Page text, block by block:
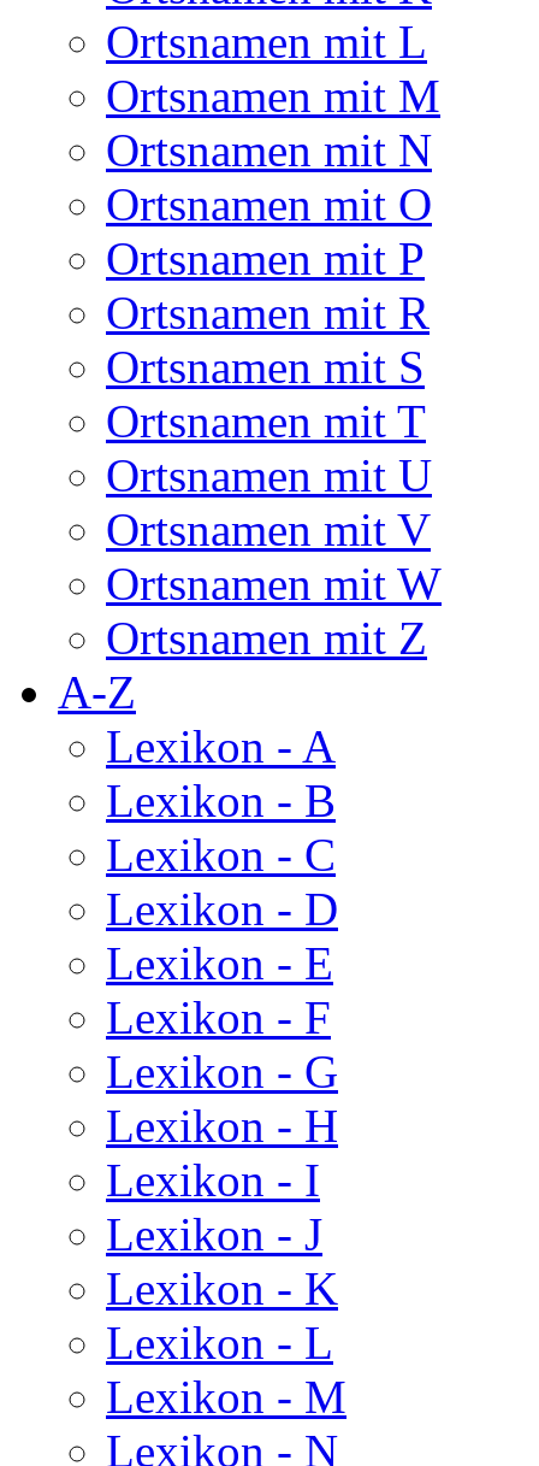
Ortsnamen mit L
Ortsnamen mit M
Ortsnamen mit N
Ortsnamen mit O
Ortsnamen mit P
Ortsnamen mit R
Ortsnamen mit S
Ortsnamen mit T
Ortsnamen mit U
Ortsnamen mit V
Ortsnamen mit W
Ortsnamen mit Z
A-Z
Lexikon - A
Lexikon - B
Lexikon - C
Lexikon - D
Lexikon - E
Lexikon - F
Lexikon - G
Lexikon - H
Lexikon - I
Lexikon - J
Lexikon - K
Lexikon - L
Lexikon - M
Lexikon - N